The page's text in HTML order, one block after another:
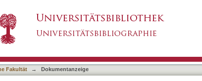
primiparous women from a malaria
Fakultät → Dokumentanzeige